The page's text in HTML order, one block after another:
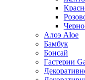
Алоэ Aloe
Бамбук
Бонсай
Гастерии